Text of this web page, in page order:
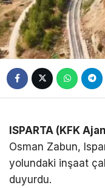
ISPARTA (KFK
Osman Zabun,
yolundaki inşaat
duyurdu.